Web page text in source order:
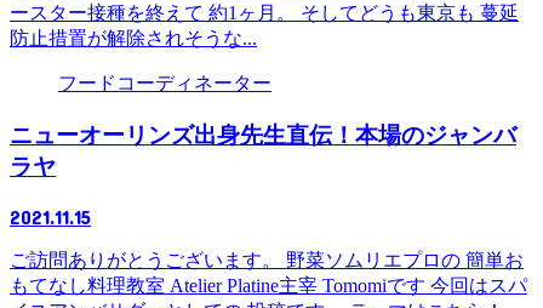
ースター接種を終えて 約1ヶ月。 そしてどうも東京も 蔓延
防止措置が解除されそうな...
フードコーディネーター
ニューオーリンズ出身先生直伝！本場のジャンバ
ラヤ
2021.11.15
ご訪問ありがとうございます。 野菜ソムリエプロの 簡単お
もてなし料理教室 Atelier Platine主宰 Tomomiです 今回はスパ